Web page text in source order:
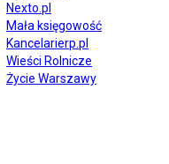
Nexto.pl
Mała księgowość
Kancelarierp.pl
Wieści Rolnicze
Życie Warszawy